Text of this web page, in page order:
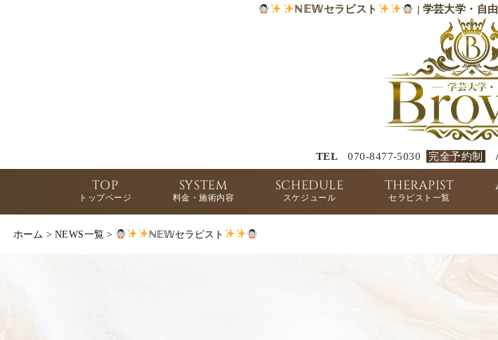
ℕ𝔼𝕎セラピスト | 学芸大学・自
TEL070-8477-5030 完全予約制
TOP
トップページ
SYSTEM
料金・施術内容
SCHEDULE
スケジュール
THERAPIST
セラピスト一覧
ホーム > NEWS一覧 > ℕ𝔼𝕎セラピスト